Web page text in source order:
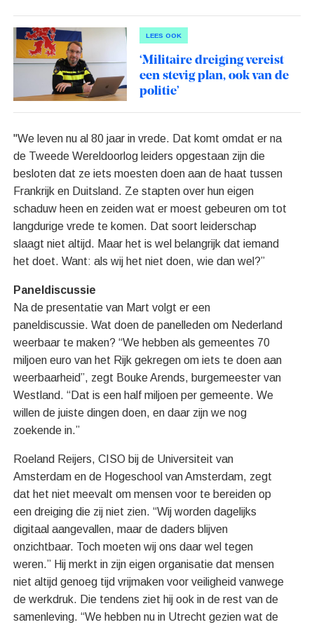
LEES OOK
‘Militaire dreiging vereist
een stevig plan, ook van de
politie’
"We leven nu al 80 jaar in vrede. Dat komt omdat er na
de Tweede Wereldoorlog leiders opgestaan zijn die
besloten dat ze iets moesten doen aan de haat tussen
Frankrijk en Duitsland. Ze stapten over hun eigen
schaduw heen en zeiden wat er moest gebeuren om tot
langdurige vrede te komen. Dat soort leiderschap
slaagt niet altijd. Maar het is wel belangrijk dat iemand
het doet. Want: als wij het niet doen, wie dan wel?”
Paneldiscussie
Na de presentatie van Mart volgt er een
paneldiscussie. Wat doen de panelleden om Nederland
weerbaar te maken? “We hebben als gemeentes 70
miljoen euro van het Rijk gekregen om iets te doen aan
weerbaarheid”, zegt Bouke Arends, burgemeester van
Westland. “Dat is een half miljoen per gemeente. We
willen de juiste dingen doen, en daar zijn we nog
zoekende in.”
Roeland Reijers, CISO bij de Universiteit van
Amsterdam en de Hogeschool van Amsterdam, zegt
dat het niet meevalt om mensen voor te bereiden op
een dreiging die zij niet zien. “Wij worden dagelijks
digitaal aangevallen, maar de daders blijven
onzichtbaar. Toch moeten wij ons daar wel tegen
weren.” Hij merkt in zijn eigen organisatie dat mensen
niet altijd genoeg tijd vrijmaken voor veiligheid vanwege
de werkdruk. Die tendens ziet hij ook in de rest van de
samenleving. “We hebben nu in Utrecht gezien wat de